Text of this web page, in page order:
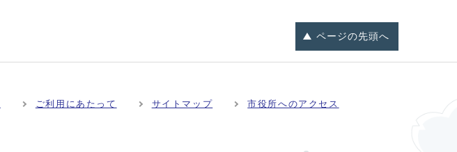
ページの先頭へ
ご利用にあたって サイトマップ 市役所へのアクセス